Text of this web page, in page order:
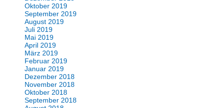
Oktober 2019
September 2019
August 2019
Juli 2019
Mai 2019
April 2019
März 2019
Februar 2019
Januar 2019
Dezember 2018
November 2018
Oktober 2018
September 2018